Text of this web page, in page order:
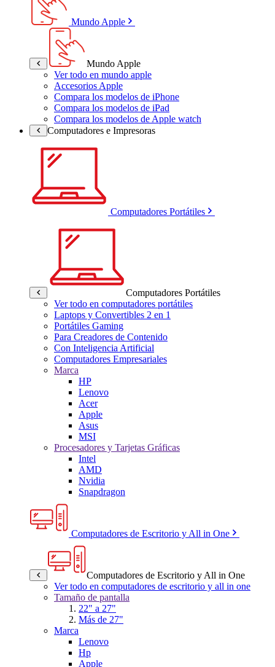
Mundo Apple
Mundo Apple
Ver todo en mundo apple
Accesorios Apple
Compara los modelos de iPhone
Compara los modelos de iPad
Compara los modelos de Apple watch
Computadores e Impresoras
Computadores Portátiles
Computadores Portátiles
Ver todo en computadores portátiles
Laptops y Convertibles 2 en 1
Portátiles Gaming
Para Creadores de Contenido
Con Inteligencia Artificial
Computadores Empresariales
Marca
HP
Lenovo
Acer
Apple
Asus
MSI
Procesadores y Tarjetas Gráficas
Intel
AMD
Nvidia
Snapdragon
Computadores de Escritorio y All in One
Computadores de Escritorio y All in One
Ver todo en computadores de escritorio y all in one
Tamaño de pantalla
22" a 27"
Más de 27"
Marca
Lenovo
Hp
Apple